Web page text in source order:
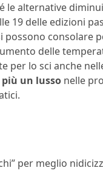
le alternative
19 delle edizioni
consolare
delle
per lo sci anche
un lusso nelle
per meglio